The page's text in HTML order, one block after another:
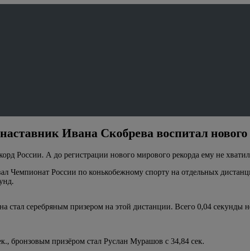
Ивана Скобрева воспитал
России. А до регистрации нового мирового рекорда ему не
Чемпионат России по конькобежному спорту на отдельных
стал серебряным призером на этой дистанции. Всего 0,04 секунды
бронзовым призёром стал Руслан Мурашов с 34,84 сек.